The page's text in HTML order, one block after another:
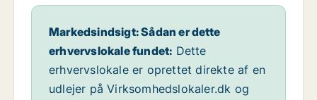
Markedsindsigt: Sådan er dette
erhvervslokale fundet: Dette
erhvervslokale er oprettet direkte af en
udlejer på Virksomhedslokaler.dk og